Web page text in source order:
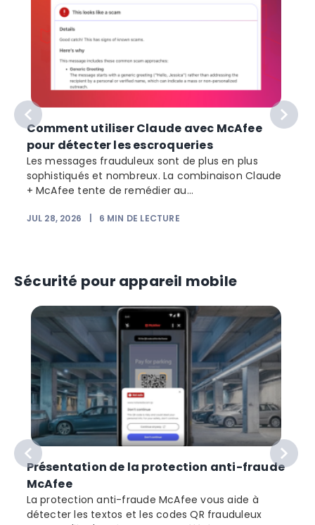
Comment utiliser Claude avec McAfee
pour détecter les escroqueries
Les messages frauduleux sont de plus en plus
sophistiqués et nombreux. La combinaison Claude
+ McAfee tente de remédier au...
JUL 28, 2026 6 MIN DE LECTURE
Sécurité pour appareil mobile
Présentation de la protection anti-fraude
McAfee
La protection anti-fraude McAfee vous aide à
détecter les textos et les codes QR frauduleux